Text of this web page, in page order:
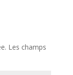
Les champs